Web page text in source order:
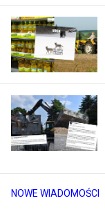
NOWE WIADOMOŚCI